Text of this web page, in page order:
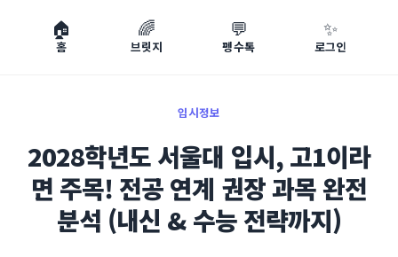
🏠
홈
🌈
브릿지
💬
펭수톡
✨
로그인
입시정보
2028학년도 서울대 입시, 고1이라
면 주목! 전공 연계 권장 과목 완전
분석 (내신 & 수능 전략까지)